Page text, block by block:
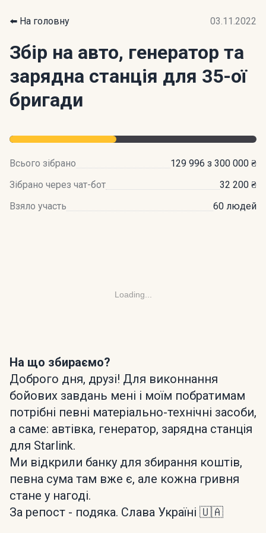
⬅️ На головну 03.11.2022
Збір на авто, генератор та
зарядна станція для 35-ої
бригади
Всього зібрано
129 996 з 300 000 ₴
Зібрано через чат-бот
32 200 ₴
Взяло участь
60 людей
Loading...
На що збираємо?
Доброго дня, друзі! Для виконнання
бойових завдань мені і моїм побратимам
потрібні певні матеріально-технічні засоби,
а саме: автівка, генератор, зарядна станція
для Starlink.
Ми відкрили банку для збирання коштів,
певна сума там вже є, але кожна гривня
стане у нагоді.
За репост - подяка. Слава Україні 🇺🇦